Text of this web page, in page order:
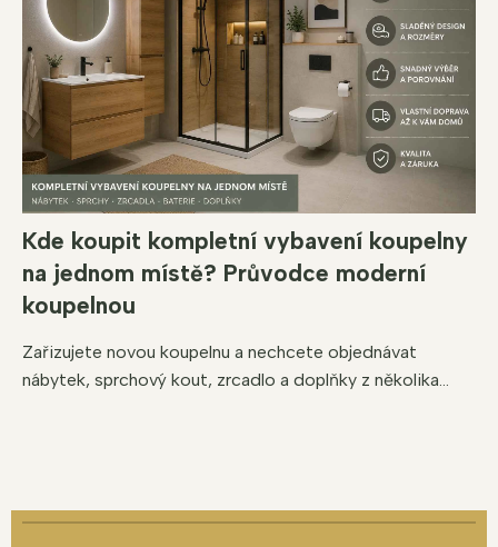
Kde koupit kompletní vybavení koupelny
na jednom místě? Průvodce moderní
koupelnou
Zařizujete novou koupelnu a nechcete objednávat
nábytek, sprchový kout, zrcadlo a doplňky z několika...